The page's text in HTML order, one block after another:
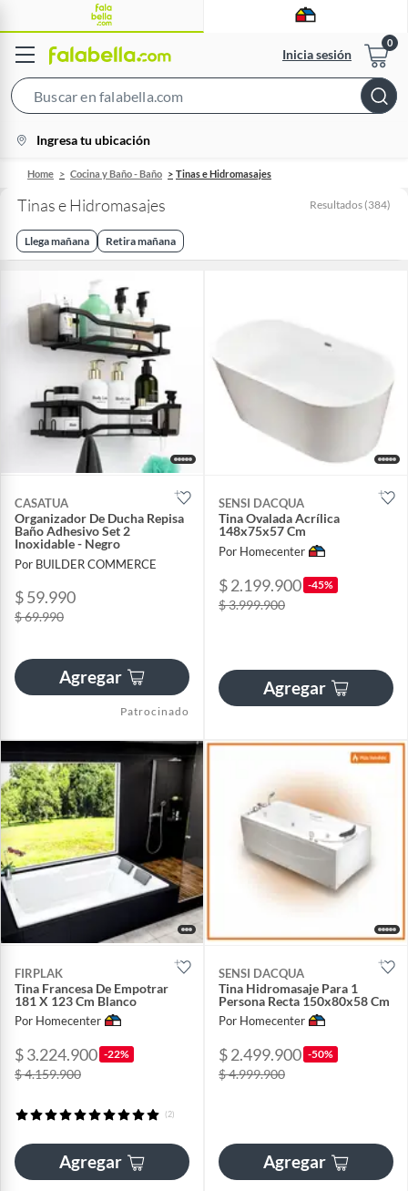
Inicia sesión
Bar
location-
icon
Ingresa tu ubicación
Home Cocina y Baño - Baño Tinas e Hidromasajes
Tinas e Hidromasajes Resultados (384)
Llega mañana Retira mañana
CASATUA
Organizador De Ducha Repisa
Baño Adhesivo Set 2
Inoxidable - Negro
Por BUILDER COMMERCE
$ 59.990
$ 69.990
Agregar
Patrocinado
SENSI DACQUA
Tina Ovalada Acrílica
148x75x57 Cm
Por Homecenter
$ 2.199.900 -45%
$ 3.999.900
Agregar
FIRPLAK
Tina Francesa De Empotrar
181 X 123 Cm Blanco
Por Homecenter
$ 3.224.900 -22%
$ 4.159.900
(2)
Agregar
SENSI DACQUA
Tina Hidromasaje Para 1
Persona Recta 150x80x58 Cm
Por Homecenter
$ 2.499.900 -50%
$ 4.999.900
Agregar